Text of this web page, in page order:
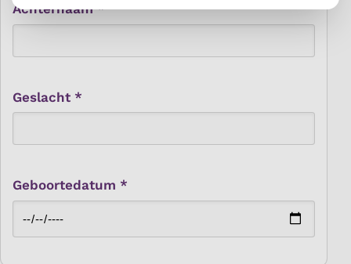
Achternaam *
Geslacht *
Geboortedatum *